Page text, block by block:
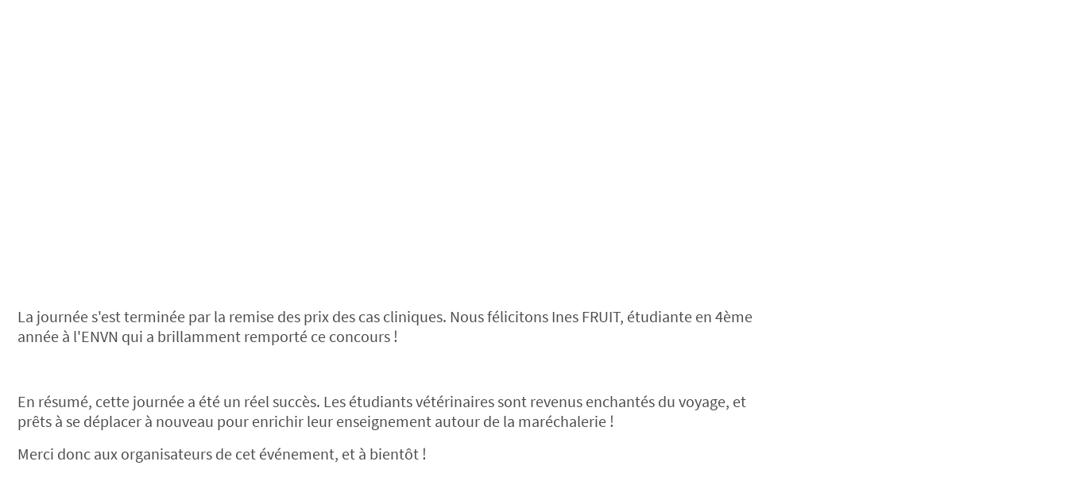
La journée s'est terminée par la remise des prix des cas cliniques. Nous félicitons Ines FRUIT, étudiante en 4ème
année à l'ENVN qui a brillamment remporté ce concours !
En résumé, cette journée a été un réel succès. Les étudiants vétérinaires sont revenus enchantés du voyage, et
prêts à se déplacer à nouveau pour enrichir leur enseignement autour de la maréchalerie !
Merci donc aux organisateurs de cet événement, et à bientôt !